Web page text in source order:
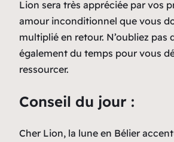
Lion sera très appréciée par vos
amour inconditionnel que vous
multiplié en retour. N’oubliez pas
également du temps pour vous
ressourcer.
Conseil du jour :
Cher Lion, la lune en Bélier